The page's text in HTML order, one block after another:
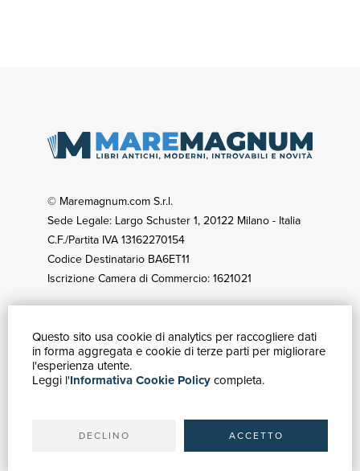
Questo sito usa cookie di analytics per raccogliere dati
in forma aggregata e cookie di terze parti per migliorare
l'esperienza utente.
Leggi l'Informativa Cookie Policycompleta.
DECLINO ACCETTO
© Maremagnum.com S.r.l.
Sede Legale: Largo Schuster 1, 20122 Milano - Italia
C.F./Partita IVA 13162270154
Codice Destinatario BA6ET11
Iscrizione Camera di Commercio: 1621021
GUIDA ACQUISTI
Catalogo
Ricerca avanzata
Spedizioni